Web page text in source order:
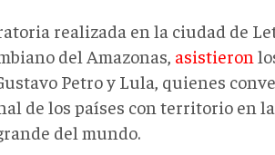
realizada en la ciudad de
del Amazonas, asistieron
Petro y Lula, quienes
de los países con territorio en
del mundo.